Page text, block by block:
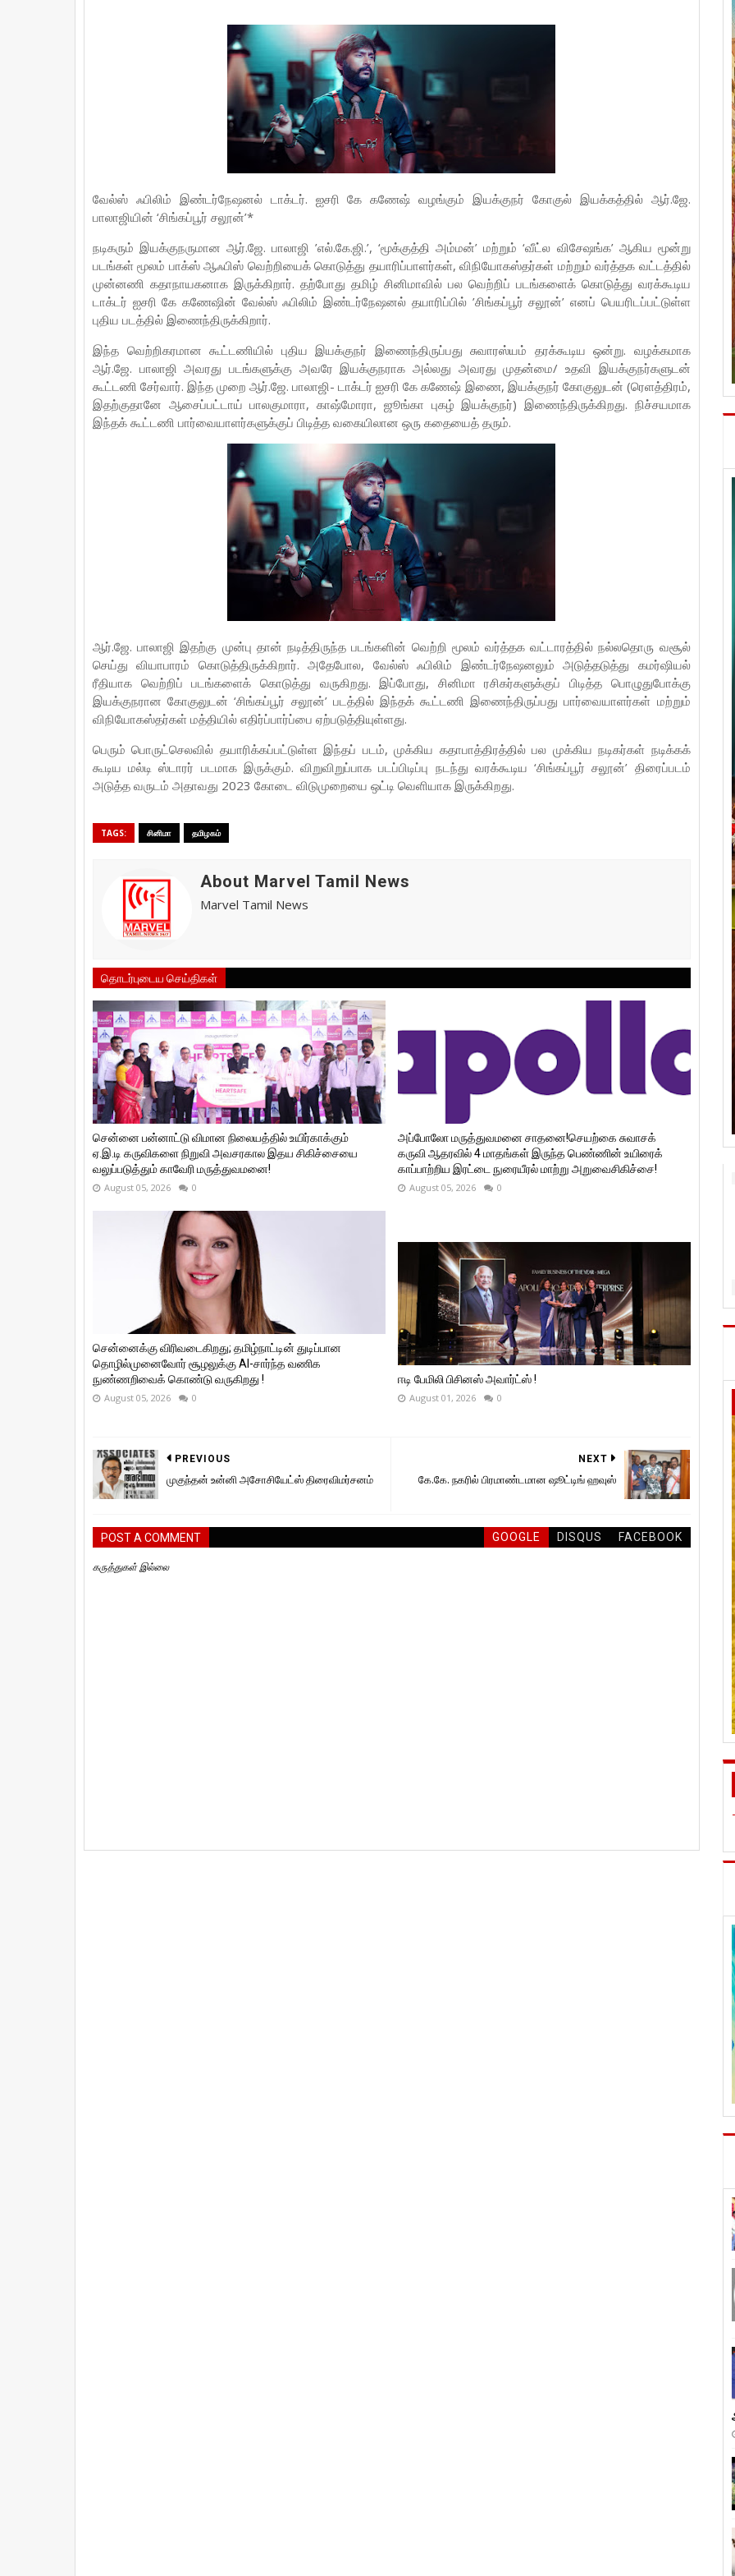
வேல்ஸ் ஃபிலிம் இண்டர்நேஷனல் டாக்டர். ஐசரி கே கணேஷ் வழங்கும் இயக்குநர் கோகுல் இயக்கத்தில் ஆர்.ஜே.
பாலாஜியின் ‘சிங்கப்பூர் சலூன்’*
நடிகரும் இயக்குநருமான ஆர்.ஜே. பாலாஜி ’எல்.கே.ஜி.’, ‘மூக்குத்தி அம்மன்’ மற்றும் ‘வீட்ல விசேஷங்க’ ஆகிய மூன்று
படங்கள் மூலம் பாக்ஸ் ஆஃபிஸ் வெற்றியைக் கொடுத்து தயாரிப்பாளர்கள், விநியோகஸ்தர்கள் மற்றும் வர்த்தக வட்டத்தில்
முன்னணி கதாநாயகனாக இருக்கிறார். தற்போது தமிழ் சினிமாவில் பல வெற்றிப் படங்களைக் கொடுத்து வரக்கூடிய
டாக்டர் ஐசரி கே கணேஷின் வேல்ஸ் ஃபிலிம் இண்டர்நேஷனல் தயாரிப்பில் ’சிங்கப்பூர் சலூன்’ எனப் பெயரிடப்பட்டுள்ள
புதிய படத்தில் இணைந்திருக்கிறார்.
இந்த வெற்றிகரமான கூட்டணியில் புதிய இயக்குநர் இணைந்திருப்பது சுவாரஸ்யம் தரக்கூடிய ஒன்று. வழக்கமாக
ஆர்.ஜே. பாலாஜி அவரது படங்களுக்கு அவரே இயக்குநராக அல்லது அவரது முதன்மை/ உதவி இயக்குநர்களுடன்
கூட்டணி சேர்வார். இந்த முறை ஆர்.ஜே. பாலாஜி- டாக்டர் ஐசரி கே கணேஷ் இணை, இயக்குநர் கோகுலுடன் (ரெளத்திரம்,
இதற்குதானே ஆசைப்பட்டாய் பாலகுமாரா, காஷ்மோரா, ஜூங்கா புகழ் இயக்குநர்) இணைந்திருக்கிறது. நிச்சயமாக
இந்தக் கூட்டணி பார்வையாளர்களுக்குப் பிடித்த வகையிலான ஒரு கதையைத் தரும்.
ஆர்.ஜே. பாலாஜி இதற்கு முன்பு தான் நடித்திருந்த படங்களின் வெற்றி மூலம் வர்த்தக வட்டாரத்தில் நல்லதொரு வசூல்
செய்து வியாபாரம் கொடுத்திருக்கிறார். அதேபோல, வேல்ஸ் ஃபிலிம் இண்டர்நேஷனலும் அடுத்தடுத்து கமர்ஷியல்
ரீதியாக வெற்றிப் படங்களைக் கொடுத்து வருகிறது. இப்போது, சினிமா ரசிகர்களுக்குப் பிடித்த பொழுதுபோக்கு
இயக்குநரான கோகுலுடன் ‘சிங்கப்பூர் சலூன்’ படத்தில் இந்தக் கூட்டணி இணைந்திருப்பது பார்வையாளர்கள் மற்றும்
விநியோகஸ்தர்கள் மத்தியில் எதிர்ப்பார்ப்பை ஏற்படுத்தியுள்ளது.
பெரும் பொருட்செலவில் தயாரிக்கப்பட்டுள்ள இந்தப் படம், முக்கிய கதாபாத்திரத்தில் பல முக்கிய நடிகர்கள் நடிக்கக்
கூடிய மல்டி ஸ்டாரர் படமாக இருக்கும். விறுவிறுப்பாக படப்பிடிப்பு நடந்து வரக்கூடிய ‘சிங்கப்பூர் சலூன்’ திரைப்படம்
அடுத்த வருடம் அதாவது 2023 கோடை விடுமுறையை ஒட்டி வெளியாக இருக்கிறது.
TAGS: சினிமா தமிழகம்
About Marvel Tamil News
Marvel Tamil News
தொடர்புடைய செய்திகள்
சென்னை பன்னாட்டு விமான நிலையத்தில் உயிர்காக்கும்
ஏ.இ.டி கருவிகளை நிறுவி அவசரகால இதய சிகிச்சையை
வலுப்படுத்தும் காவேரி மருத்துவமனை!
August 05, 2026 0
அப்போலோ மருத்துவமனை சாதனை!செயற்கை சுவாசக்
கருவி ஆதரவில் 4 மாதங்கள் இருந்த பெண்ணின் உயிரைக்
காப்பாற்றிய இரட்டை நுரையீரல் மாற்று அறுவைசிகிச்சை!
August 05, 2026 0
சென்னைக்கு விரிவடைகிறது; தமிழ்நாட்டின் துடிப்பான
தொழில்முனைவோர் சூழலுக்கு AI-சார்ந்த வணிக
நுண்ணறிவைக் கொண்டு வருகிறது !
August 05, 2026 0
ஈடி பேமிலி பிசினஸ் அவார்ட்ஸ் !
August 01, 2026 0
NEXT
கே.கே. நகரில் பிரமாண்டமான ஷூட்டிங் ஹவுஸ்
PREVIOUS
முகுந்தன் உன்னி அசோசியேட்ஸ் திரைவிமர்சனம்
POST A COMMENT GOOGLE DISQUS FACEBOOK
கருத்துகள் இல்லை